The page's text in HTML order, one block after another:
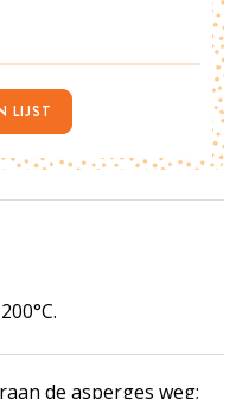
de asperges weg;
LIJST